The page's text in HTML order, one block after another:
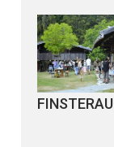
FINSTERAU